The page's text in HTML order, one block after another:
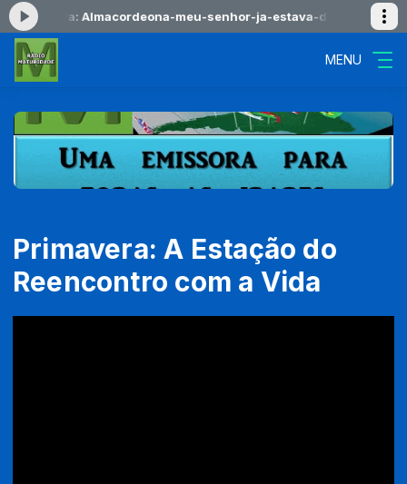
agora: Almacordeona-meu-senhor-ja-estava-ded429
MENU
Primavera: A Estação do
Reencontro com a Vida